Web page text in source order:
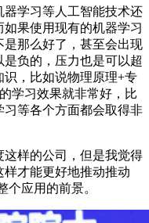
学习等人工智能技术还
果使用现有的机器学习
那么好了，甚至会出现
负的，压力也是可以超
，比如说物理原理+专
学习效果就非常好，比
等各个方面都会取得非
样的公司，但是我觉得
才能更好地推动推动
应用的前景。